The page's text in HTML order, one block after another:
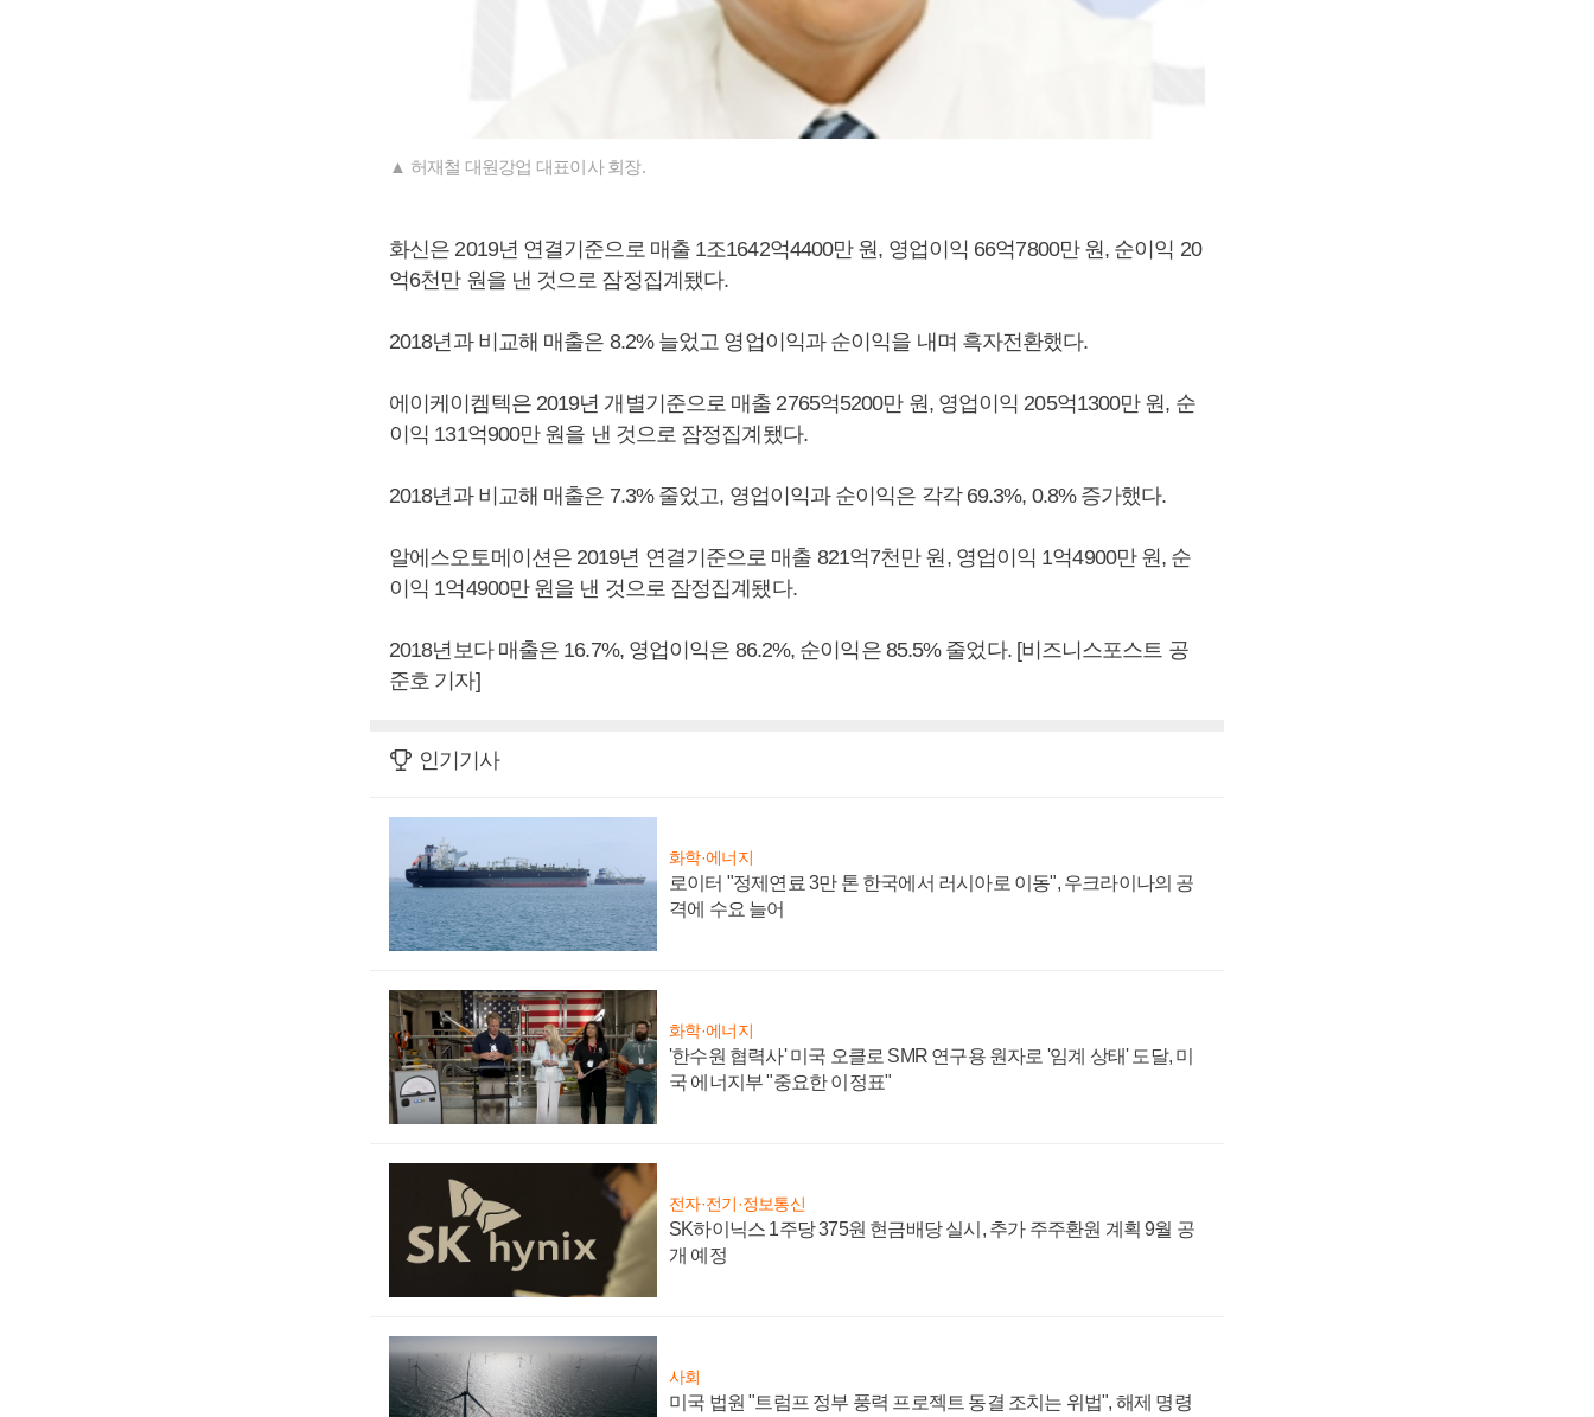
▲ 허재철 대원강업 대표이사 회장.
화신은 2019년 연결기준으로 매출 1조1642억4400만 원, 영업이익 66억7800만 원, 순이익 20
억6천만 원을 낸 것으로 잠정집계됐다.
2018년과 비교해 매출은 8.2% 늘었고 영업이익과 순이익을 내며 흑자전환했다.
에이케이켐텍은 2019년 개별기준으로 매출 2765억5200만 원, 영업이익 205억1300만 원, 순
이익 131억900만 원을 낸 것으로 잠정집계됐다.
2018년과 비교해 매출은 7.3% 줄었고, 영업이익과 순이익은 각각 69.3%, 0.8% 증가했다.
알에스오토메이션은 2019년 연결기준으로 매출 821억7천만 원, 영업이익 1억4900만 원, 순
이익 1억4900만 원을 낸 것으로 잠정집계됐다.
2018년보다 매출은 16.7%, 영업이익은 86.2%, 순이익은 85.5% 줄었다. [비즈니스포스트 공
준호 기자]
인기기사
화학·에너지
로이터 "정제연료 3만 톤 한국에서 러시아로 이동", 우크라이나의 공
격에 수요 늘어
화학·에너지
'한수원 협력사' 미국 오클로 SMR 연구용 원자로 '임계 상태' 도달, 미
국 에너지부 "중요한 이정표"
전자·전기·정보통신
SK하이닉스 1주당 375원 현금배당 실시, 추가 주주환원 계획 9월 공
개 예정
사회
미국 법원 "트럼프 정부 풍력 프로젝트 동결 조치는 위법", 해제 명령